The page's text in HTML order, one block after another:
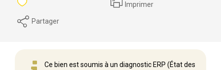
Imprimer
Partager
Ce bien est soumis à un diagnostic ERP (État des